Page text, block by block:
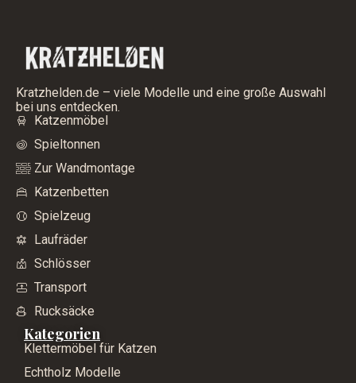
Kratzhelden.de – viele Modelle und eine große Auswahl
bei uns entdecken.
Katzenmöbel
Spieltonnen
Zur Wandmontage
Katzenbetten
Spielzeug
Laufräder
Schlösser
Transport
Rucksäcke
Kategorien
Klettermöbel für Katzen
Echtholz Modelle